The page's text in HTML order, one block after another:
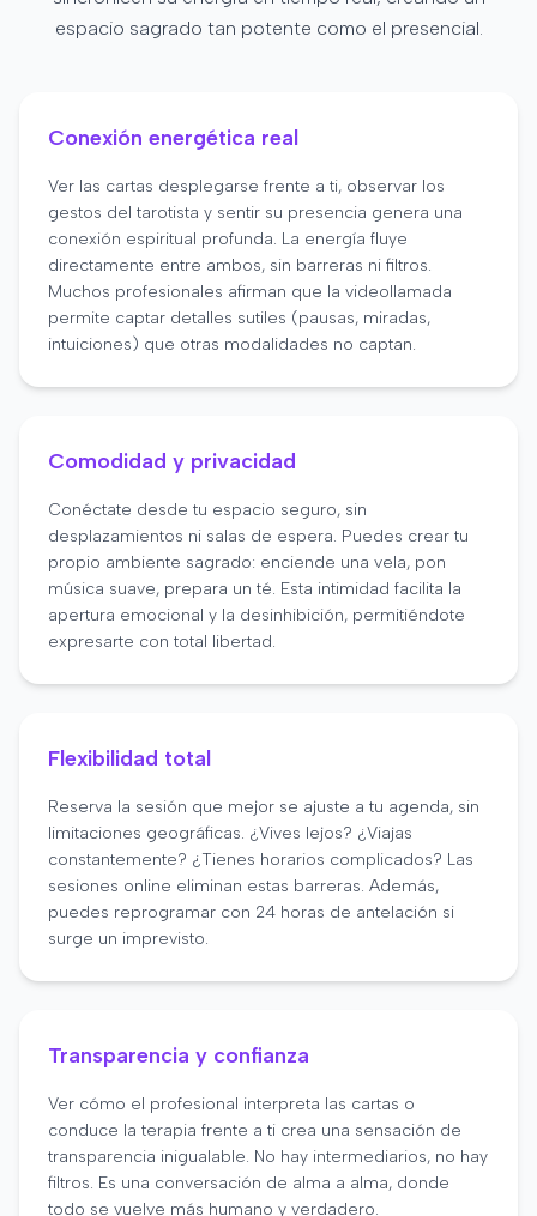
espacio sagrado tan potente como el presencial.
Conexión energética real
Ver las cartas desplegarse frente a ti, observar los
gestos del tarotista y sentir su presencia genera una
conexión espiritual profunda. La energía fluye
directamente entre ambos, sin barreras ni filtros.
Muchos profesionales afirman que la videollamada
permite captar detalles sutiles (pausas, miradas,
intuiciones) que otras modalidades no captan.
Comodidad y privacidad
Conéctate desde tu espacio seguro, sin
desplazamientos ni salas de espera. Puedes crear tu
propio ambiente sagrado: enciende una vela, pon
música suave, prepara un té. Esta intimidad facilita la
apertura emocional y la desinhibición, permitiéndote
expresarte con total libertad.
Flexibilidad total
Reserva la sesión que mejor se ajuste a tu agenda, sin
limitaciones geográficas. ¿Vives lejos? ¿Viajas
constantemente? ¿Tienes horarios complicados? Las
sesiones online eliminan estas barreras. Además,
puedes reprogramar con 24 horas de antelación si
surge un imprevisto.
Transparencia y confianza
Ver cómo el profesional interpreta las cartas o
conduce la terapia frente a ti crea una sensación de
transparencia inigualable. No hay intermediarios, no hay
filtros. Es una conversación de alma a alma, donde
todo se vuelve más humano y verdadero.